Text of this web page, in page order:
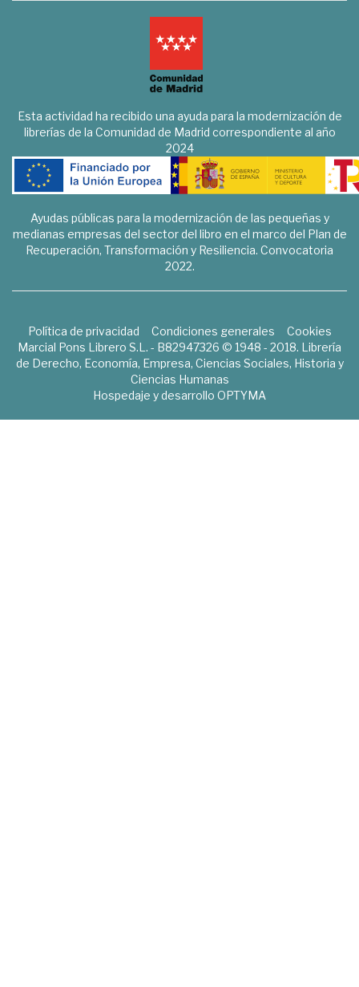
Esta actividad ha recibido una ayuda para la modernización de
librerías de la Comunidad de Madrid correspondiente al año
2024
Ayudas públicas para la modernización de las pequeñas y
medianas empresas del sector del libro en el marco del Plan de
Recuperación, Transformación y Resiliencia. Convocatoria
2022.
Política de privacidad Condiciones generales
Cookies
Marcial Pons Librero S.L. - B82947326 © 1948 - 2018. Librería
de Derecho, Economía, Empresa, Ciencias Sociales, Historia y
Ciencias Humanas
Hospedaje y desarrollo OPTYMA